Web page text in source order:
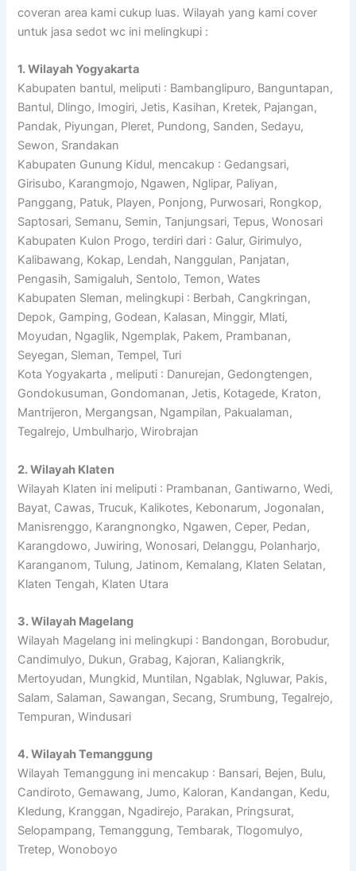
coveran area kami cukup luas. Wilayah yang kami cover
untuk jasa sedot wc ini melingkupi :
1. Wilayah Yogyakarta
Kabupaten bantul, meliputi : Bambanglipuro, Banguntapan,
Bantul, Dlingo, Imogiri, Jetis, Kasihan, Kretek, Pajangan,
Pandak, Piyungan, Pleret, Pundong, Sanden, Sedayu,
Sewon, Srandakan
Kabupaten Gunung Kidul, mencakup : Gedangsari,
Girisubo, Karangmojo, Ngawen, Nglipar, Paliyan,
Panggang, Patuk, Playen, Ponjong, Purwosari, Rongkop,
Saptosari, Semanu, Semin, Tanjungsari, Tepus, Wonosari
Kabupaten Kulon Progo, terdiri dari : Galur, Girimulyo,
Kalibawang, Kokap, Lendah, Nanggulan, Panjatan,
Pengasih, Samigaluh, Sentolo, Temon, Wates
Kabupaten Sleman, melingkupi : Berbah, Cangkringan,
Depok, Gamping, Godean, Kalasan, Minggir, Mlati,
Moyudan, Ngaglik, Ngemplak, Pakem, Prambanan,
Seyegan, Sleman, Tempel, Turi
Kota Yogyakarta , meliputi : Danurejan, Gedongtengen,
Gondokusuman, Gondomanan, Jetis, Kotagede, Kraton,
Mantrijeron, Mergangsan, Ngampilan, Pakualaman,
Tegalrejo, Umbulharjo, Wirobrajan
2. Wilayah Klaten
Wilayah Klaten ini meliputi : Prambanan, Gantiwarno, Wedi,
Bayat, Cawas, Trucuk, Kalikotes, Kebonarum, Jogonalan,
Manisrenggo, Karangnongko, Ngawen, Ceper, Pedan,
Karangdowo, Juwiring, Wonosari, Delanggu, Polanharjo,
Karanganom, Tulung, Jatinom, Kemalang, Klaten Selatan,
Klaten Tengah, Klaten Utara
3. Wilayah Magelang
Wilayah Magelang ini melingkupi : Bandongan, Borobudur,
Candimulyo, Dukun, Grabag, Kajoran, Kaliangkrik,
Mertoyudan, Mungkid, Muntilan, Ngablak, Ngluwar, Pakis,
Salam, Salaman, Sawangan, Secang, Srumbung, Tegalrejo,
Tempuran, Windusari
4. Wilayah Temanggung
Wilayah Temanggung ini mencakup : Bansari, Bejen, Bulu,
Candiroto, Gemawang, Jumo, Kaloran, Kandangan, Kedu,
Kledung, Kranggan, Ngadirejo, Parakan, Pringsurat,
Selopampang, Temanggung, Tembarak, Tlogomulyo,
Tretep, Wonoboyo